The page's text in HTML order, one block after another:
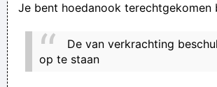
Je bent hoedanook terechtgekomen
De van verkrachting
op te staan